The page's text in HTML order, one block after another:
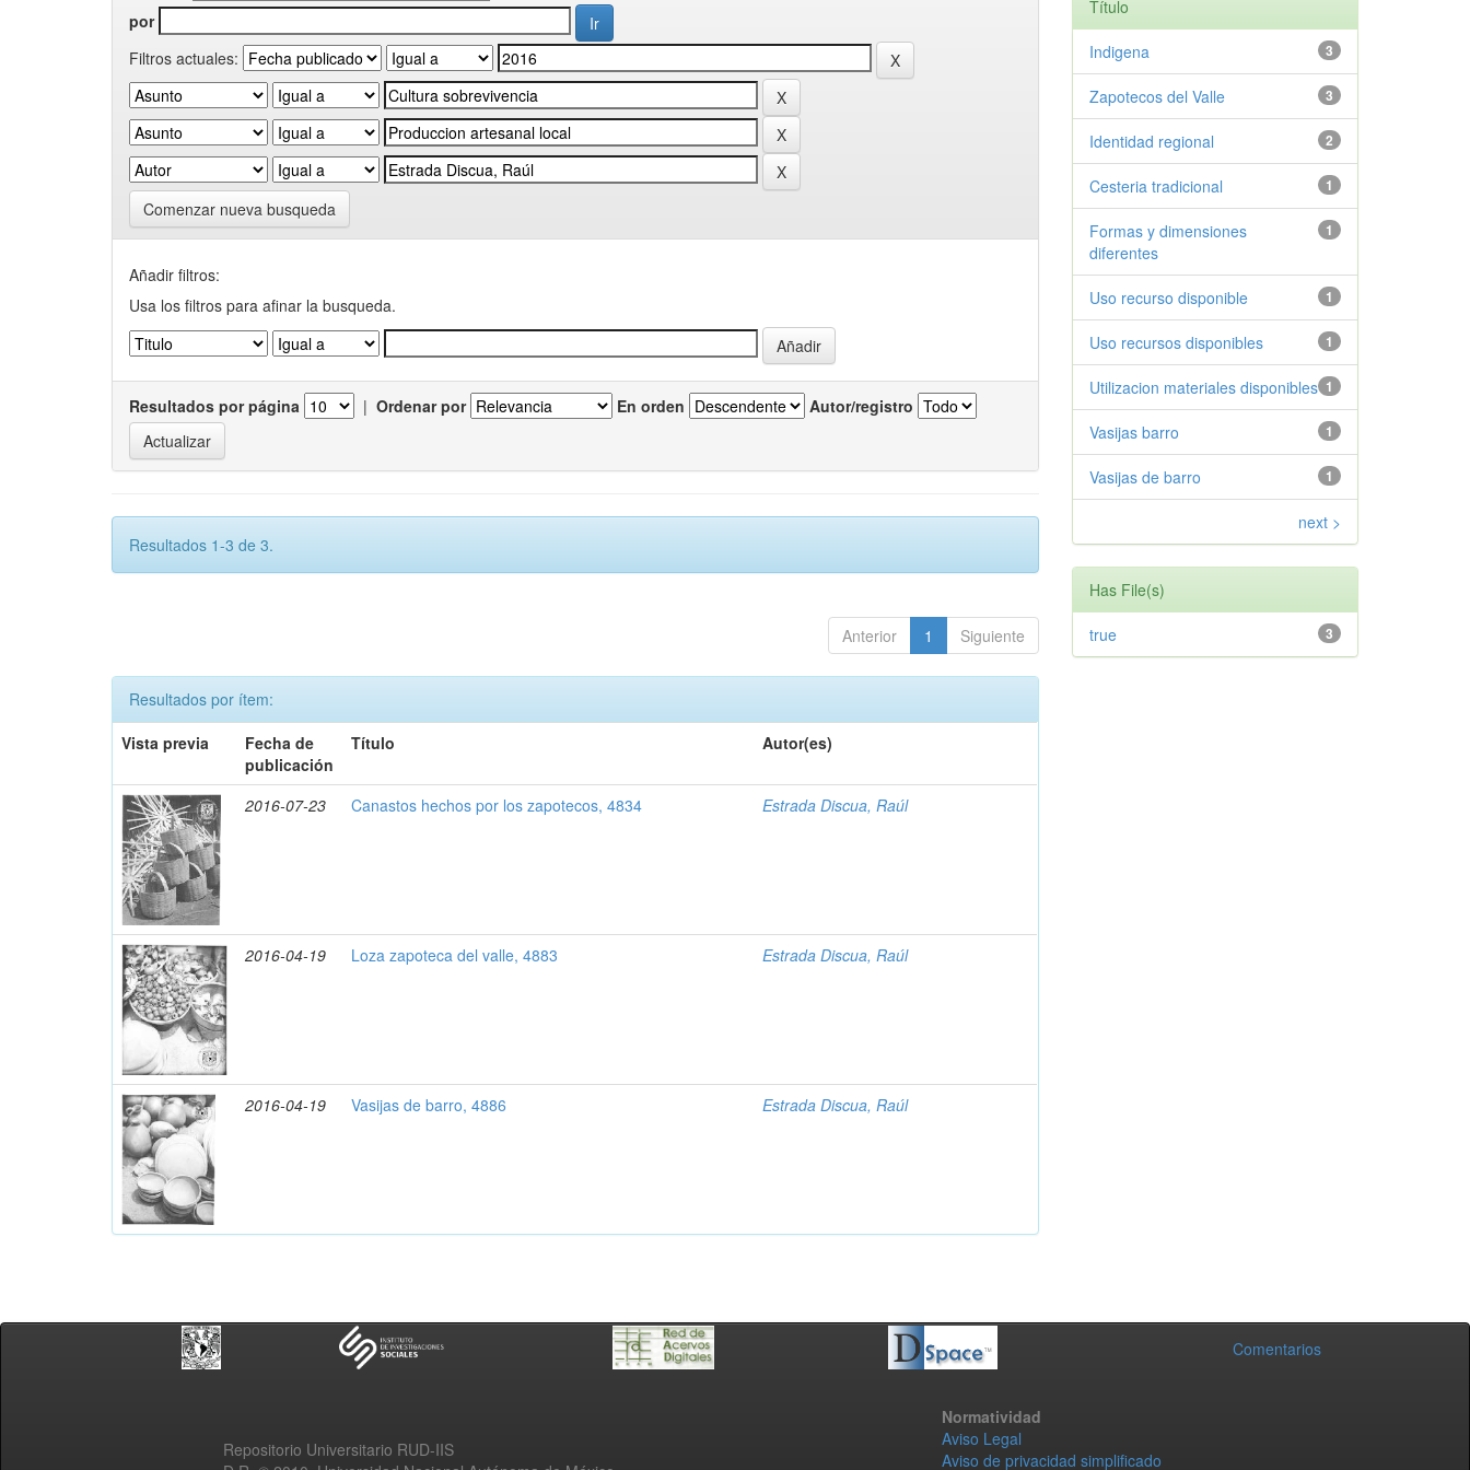
por
Filtros actuales:
Comenzar nueva busqueda
Añadir filtros:
Usa los filtros para afinar la busqueda.
Resultados por página | Ordenar por En orden Autor/registro
Resultados 1-3 de 3.
Anterior 1 Siguiente
Resultados por ítem:
Vista previa
Fecha de
publicación
Título Autor(es)
2016-07-23 Canastos hechos por los zapotecos, 4834 Estrada Discua, Raúl
2016-04-19 Loza zapoteca del valle, 4883 Estrada Discua, Raúl
2016-04-19 Vasijas de barro, 4886 Estrada Discua, Raúl
Título
3
Indigena
3
Zapotecos del Valle
2
Identidad regional
1
Cesteria tradicional
1
Formas y dimensiones
diferentes
1
Uso recurso disponible
1
Uso recursos disponibles
1
Utilizacion materiales disponibles
1
Vasijas barro
1
Vasijas de barro
next >
Has File(s)
3
true
Comentarios
Repositorio Universitario RUD-IIS
Normatividad
Aviso Legal
Aviso de privacidad simplificado